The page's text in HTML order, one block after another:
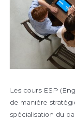
Les cours ESP
de manière
spécialisation du